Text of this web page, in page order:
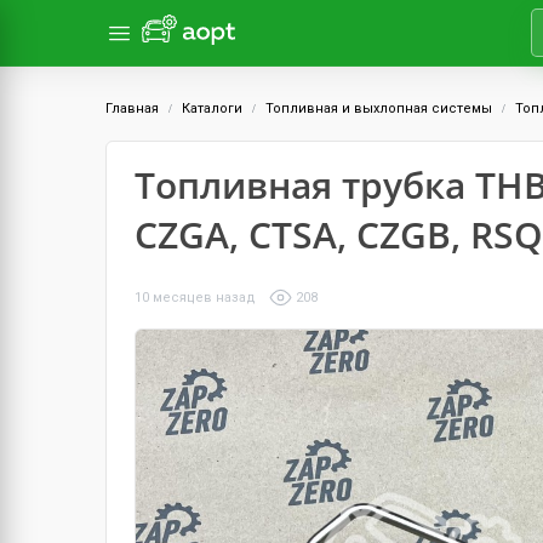
Главная Каталоги Топливная и выхлопная системы
Топливная трубка
CZGA, CTSA, CZGB,
10 месяцев назад 208